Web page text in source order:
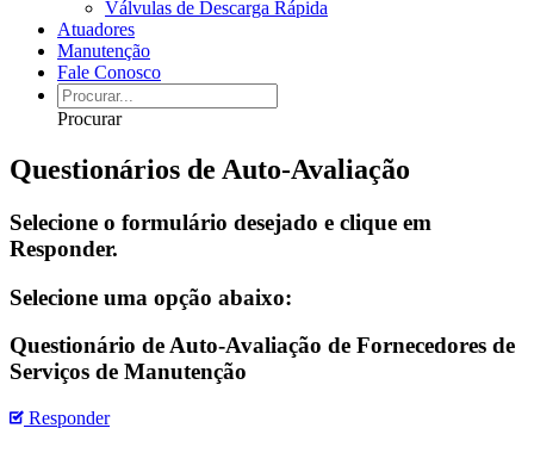
Válvulas de Descarga Rápida
Atuadores
Manutenção
Fale Conosco
Procurar
Questionários de Auto-Avaliação
Selecione o formulário desejado e clique em
Responder.
Selecione uma opção abaixo:
Questionário de Auto-Avaliação de Fornecedores de
Serviços de Manutenção
Responder